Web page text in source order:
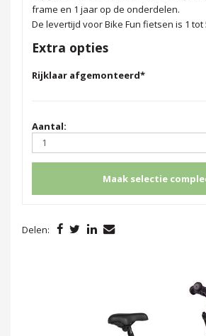
frame en 1 jaar op de onderdelen.
De levertijd voor Bike Fun fietsen is 1
Extra opties
Rijklaar afgemonteerd*
Aantal:
Maak selectie
Delen: